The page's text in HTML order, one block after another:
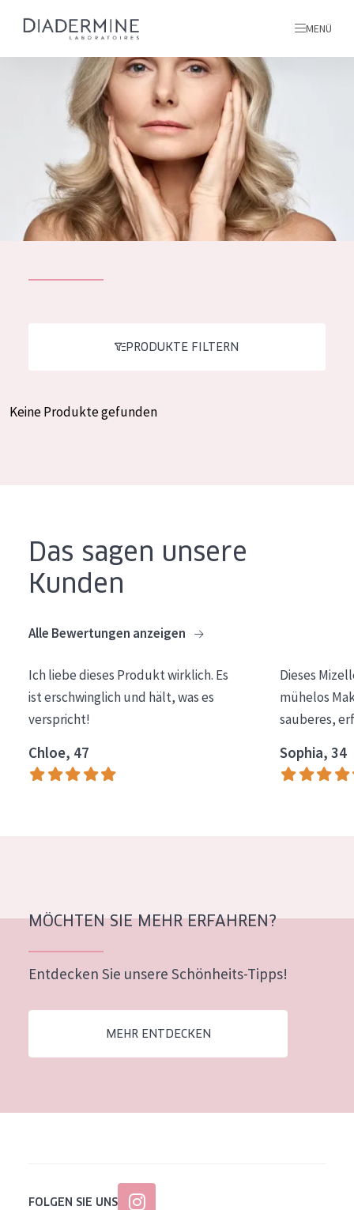
Nachtcreme
Augencreme
PRODUKTLINIE
Essentials
Lift+
Expert
Mischhaut und fettige Haut
Reife Haut
Der Sonne ausgesetzte Haut
Jedes alter
Reife Haut
ALLE PRODUKTE
Alle produkte
MENÜ
Startseite
inhaltsstoffe
Über uns
Inspiration
Spanish
PRODUKTE FILTERN
Keine Produkte gefunden
Das sagen unsere
Kunden
Alle Bewertungen anzeigen
Ich liebe dieses Produkt wirklich. Es
ist erschwinglich und hält, was es
verspricht!
Chloe, 47
Dieses
mühelos
sauberes,
Sophia, 34
MÖCHTEN SIE MEHR ERFAHREN?
Entdecken Sie unsere Schönheits-Tipps!
MEHR ENTDECKEN
FOLGEN SIE UNS